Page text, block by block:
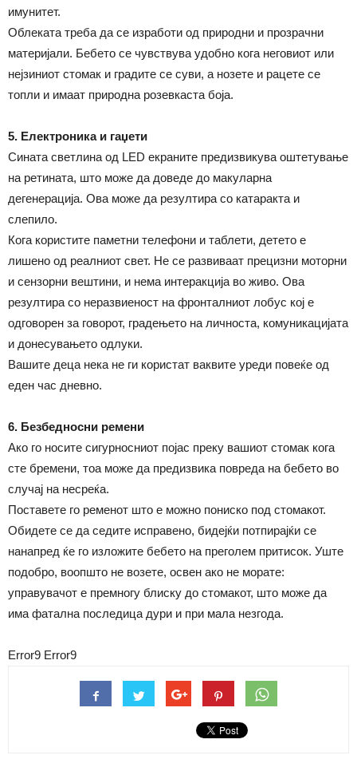
имунитет.
Облеката треба да се изработи од природни и прозрачни
материјали. Бебето се чувствува удобно кога неговиот или
нејзиниот стомак и градите се суви, а нозете и рацете се
топли и имаат природна розевкаста боја.
5. Електроника и гаџети
Сината светлина од LED екраните предизвикува оштетување
на ретината, што може да доведе до макуларна
дегенерација. Ова може да резултира со катаракта и
слепило.
Кога користите паметни телефони и таблети, детето е
лишено од реалниот свет. Не се развиваат прецизни моторни
и сензорни вештини, и нема интеракција во живо. Ова
резултира со неразвиеност на фронталниот лобус кој е
одговорен за говорот, градењето на личноста, комуникацијата
и донесувањето одлуки.
Вашите деца нека не ги користат ваквите уреди повеќе од
еден час дневно.
6. Безбедносни ремени
Ако го носите сигурносниот појас преку вашиот стомак кога
сте бремени, тоа може да предизвика повреда на бебето во
случај на несреќа.
Поставете го ременот што е можно пониско под стомакот.
Обидете се да седите исправено, бидејќи потпирајќи се
нанапред ќе го изложите бебето на преголем притисок. Уште
подобро, воопшто не возете, освен ако не морате:
управувачот е премногу блиску до стомакот, што може да
има фатална последица дури и при мала незгода.
Error9 Error9